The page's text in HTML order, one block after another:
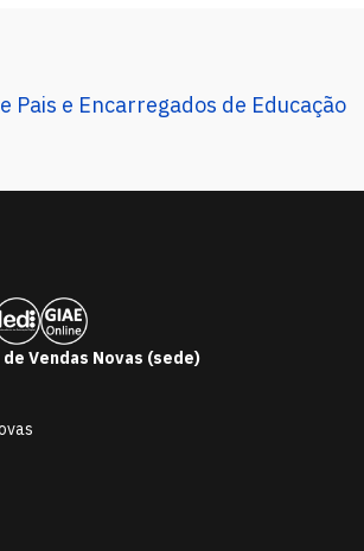
Pais e Encarregados de Educação
Vendas Novas (sede)